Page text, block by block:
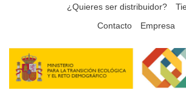
¿Quieres ser distribuidor?
Contacto
Empresa